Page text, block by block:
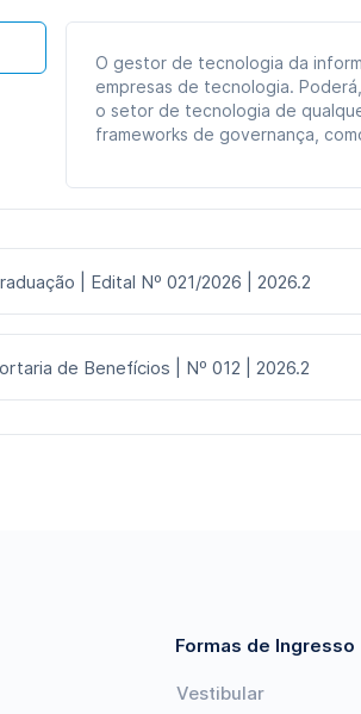
O gestor de tecnologia da
empresas de tecnologia.
o setor de tecnologia de
frameworks de governança,
| Edital Nº 021/2026 | 2026.2
de Benefícios | Nº 012 | 2026.2
Formas de Ingresso
Vestibular